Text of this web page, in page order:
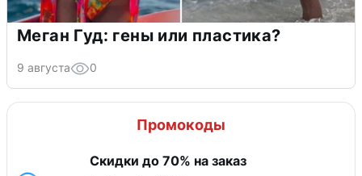
Меган Гуд: гены или пластика?
9 августа 0
Промокоды
Скидки до 70% на заказ